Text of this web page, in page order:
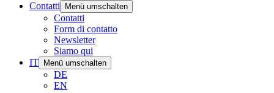
Contatti
Menü umschalten
Contatti
Form di contatto
Newsletter
Siamo qui
IT
Menü umschalten
DE
EN